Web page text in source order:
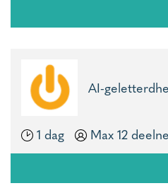
AI-
1 dag
Max 12